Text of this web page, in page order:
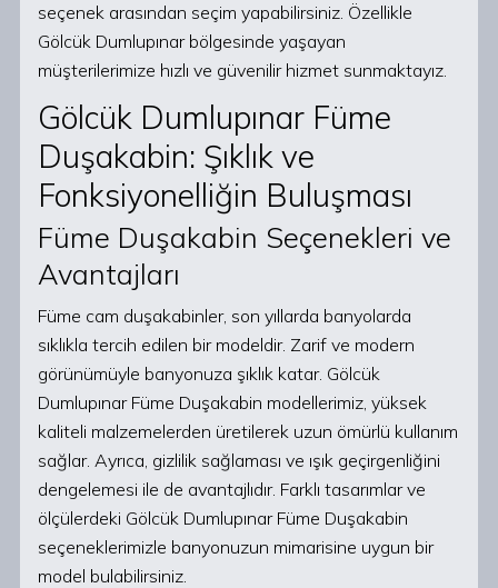
seçenek arasından seçim yapabilirsiniz. Özellikle
Gölcük Dumlupınar bölgesinde yaşayan
müşterilerimize hızlı ve güvenilir hizmet sunmaktayız.
Gölcük Dumlupınar Füme
Duşakabin: Şıklık ve
Fonksiyonelliğin Buluşması
Füme Duşakabin Seçenekleri ve
Avantajları
Füme cam duşakabinler, son yıllarda banyolarda
sıklıkla tercih edilen bir modeldir. Zarif ve modern
görünümüyle banyonuza şıklık katar. Gölcük
Dumlupınar Füme Duşakabin modellerimiz, yüksek
kaliteli malzemelerden üretilerek uzun ömürlü kullanım
sağlar. Ayrıca, gizlilik sağlaması ve ışık geçirgenliğini
dengelemesi ile de avantajlıdır. Farklı tasarımlar ve
ölçülerdeki Gölcük Dumlupınar Füme Duşakabin
seçeneklerimizle banyonuzun mimarisine uygun bir
model bulabilirsiniz.